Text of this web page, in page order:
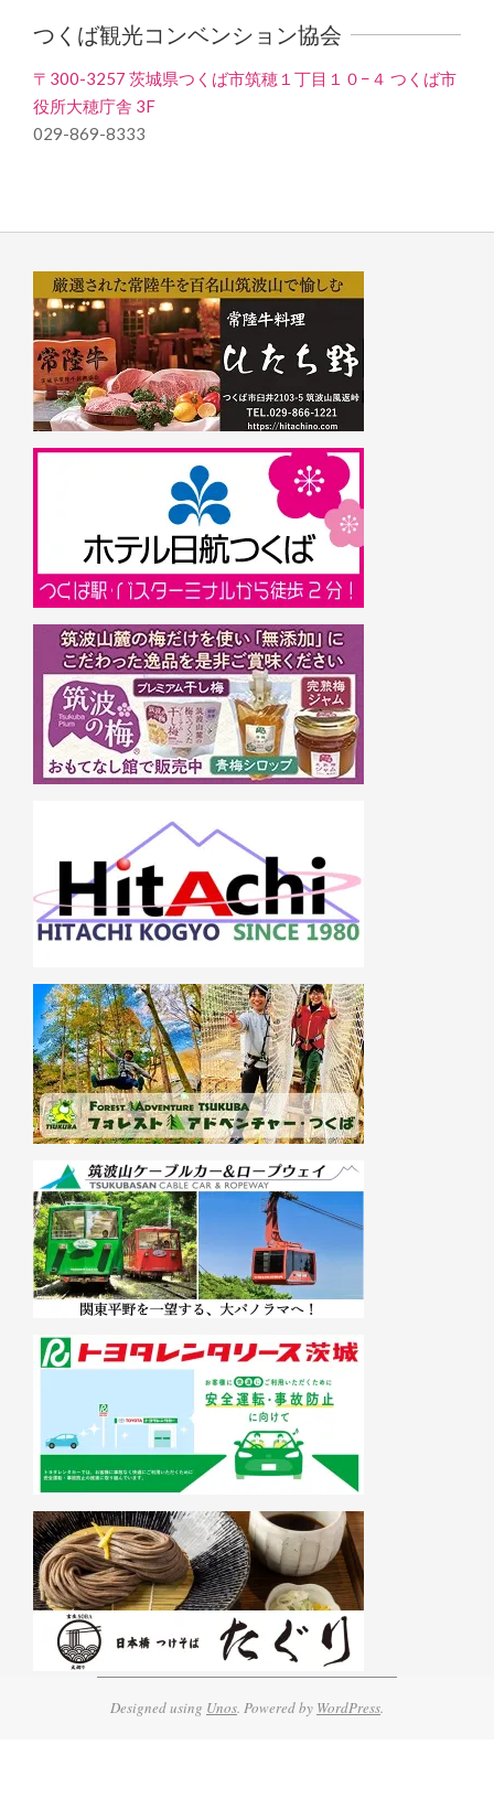
つくば観光コンベンション協会
〒300-3257 茨城県つくば市筑穂１丁目１０−４ つくば市
役所大穂庁舎 3F
029-869-8333
Designed using Unos. Powered by WordPress.